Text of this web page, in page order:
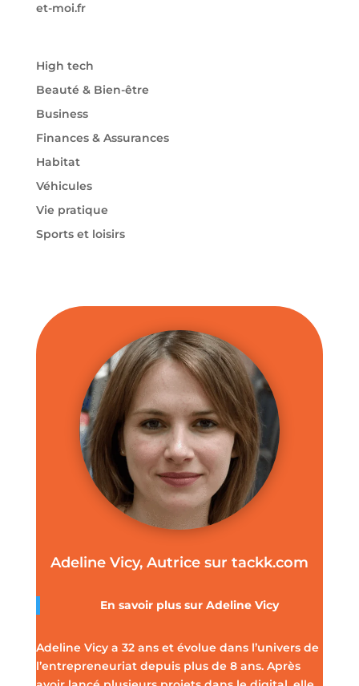
et-moi.fr
High tech
Beauté & Bien-être
Business
Finances & Assurances
Habitat
Véhicules
Vie pratique
Sports et loisirs
Adeline Vicy, Autrice sur tackk.com
En savoir plus sur Adeline Vicy
Adeline Vicy a 32 ans et évolue dans l’univers de
l’entrepreneuriat depuis plus de 8 ans. Après